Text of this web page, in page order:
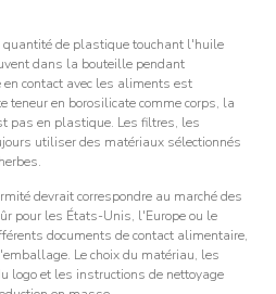
quantité de plastique touchant l'huile
dans la bouteille pendant
contact avec les aliments est
teneur en borosilicate comme corps, la
pas en plastique. Les filtres, les
utiliser des matériaux sélectionnés
devrait correspondre au marché des
pour les États-Unis, l'Europe ou le
documents de contact alimentaire,
Le choix du matériau, les
logo et les instructions de nettoyage